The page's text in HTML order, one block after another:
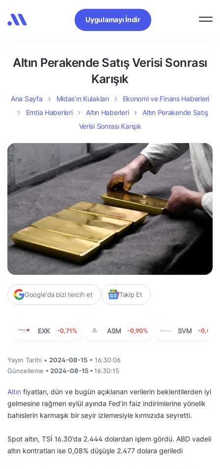
Uygulamayı İndir
Altın Perakende Satış Verisi Sonrası
Karışık
Ana Sayfa Midas’ın Kulakları
Ekonomi ve Finans Haberleri
Emtia Haberleri
Altın Haberleri
Altın Perakende Satış
Verisi Sonrası Karışık
Google'da bizi tercih et Takip Et
EXK -0,71% ASM -0,90% SVM -0,01%
Yayın Tarihi • 2024-08-15 • 16:30:06
Güncelleme • 2024-08-15 • 16:30:15
Altın fiyatları, dün ve bugün açıklanan verilerin beklentilerden iyi
gelmesine rağmen eylül ayında Fed’in faiz indirimlerine yönelik
bahislerin karmaşık bir seyir izlemesiyle kırmızıda seyretti.
Spot altın, TSİ 16.30’da 2.444 dolardan işlem gördü. ABD vadeli
altın kontratları ise 0,08% düşüşle 2.477 dolara geriledi